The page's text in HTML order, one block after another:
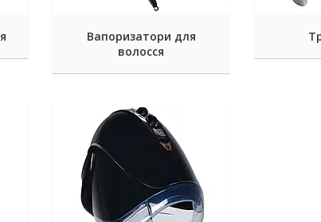
Вапоризатори для
волосся